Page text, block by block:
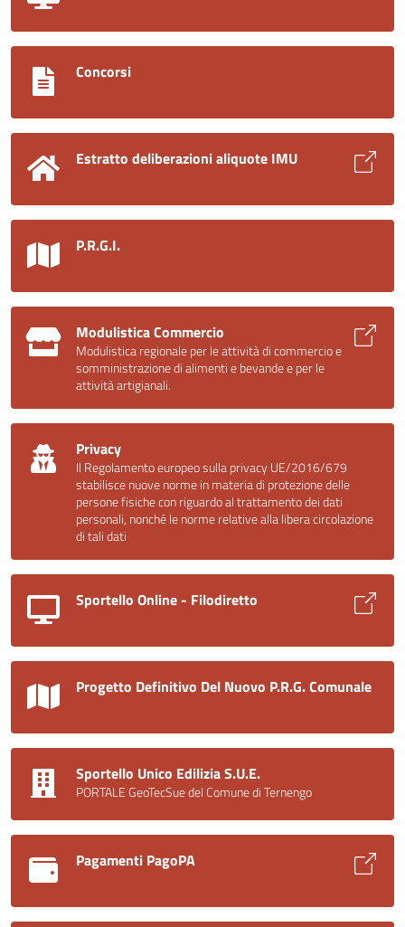
Concorsi
Estratto deliberazioni aliquote IMU
P.R.G.I.
Modulistica Commercio
Modulistica regionale per le attività di commercio e
somministrazione di alimenti e bevande e per le
attività artigianali.
Privacy
Il Regolamento europeo sulla privacy UE/2016/679
stabilisce nuove norme in materia di protezione delle
persone fisiche con riguardo al trattamento dei dati
personali, nonché le norme relative alla libera circolazione
di tali dati
Sportello Online - Filodiretto
Progetto Definitivo Del Nuovo P.R.G. Comunale
Sportello Unico Edilizia S.U.E.
PORTALE GeoTecSue del Comune di Ternengo
Pagamenti PagoPA